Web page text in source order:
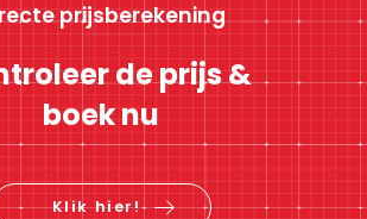
prijsberekening
de prijs &
boek nu
Klik hier!